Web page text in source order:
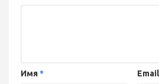
Имя* Email